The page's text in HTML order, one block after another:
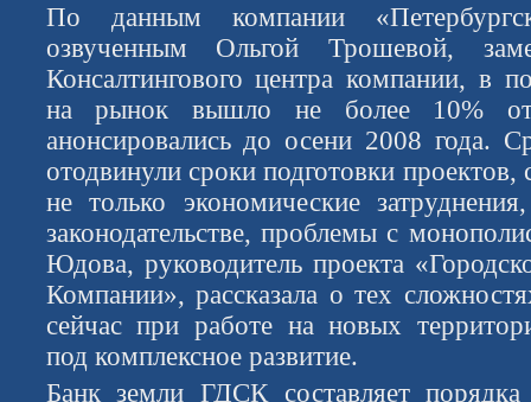
По данным компании
озвученным Ольгой Трошевой,
Консалтингового центра компании, в
на рынок вышло не более 10% от
анонсировались до осени 2008 года.
отодвинули сроки подготовки
не только экономические
законодательстве, проблемы с
Юдова, руководитель проекта
Компании», рассказала о тех
сейчас при работе на новых
под комплексное развитие.
Банк земли ГДСК составляет